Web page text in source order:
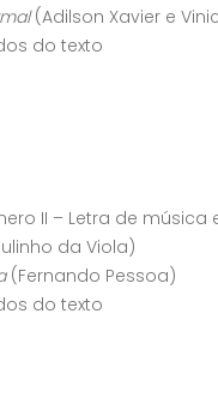
(Adilson Xavier e
do texto
II – Letra de música
da Viola)
(Fernando Pessoa)
do texto